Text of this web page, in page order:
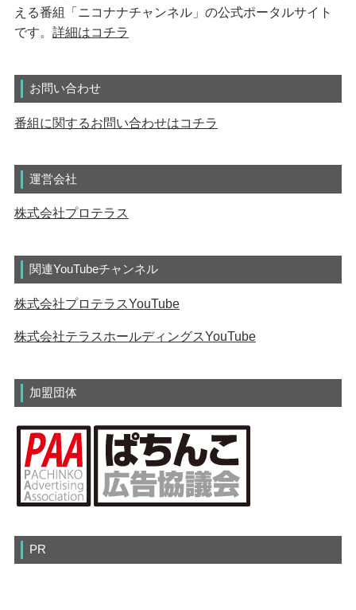
える番組「ニコナナチャンネル」の公式ポータルサイト
です。 詳細はコチラ
お問い合わせ
番組に関するお問い合わせはコチラ
運営会社
株式会社プロテラス
関連YouTubeチャンネル
株式会社プロテラスYouTube
株式会社テラスホールディングスYouTube
加盟団体
PR